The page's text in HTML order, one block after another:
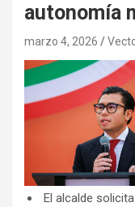
autonomía
marzo 4, 2026
El alcalde